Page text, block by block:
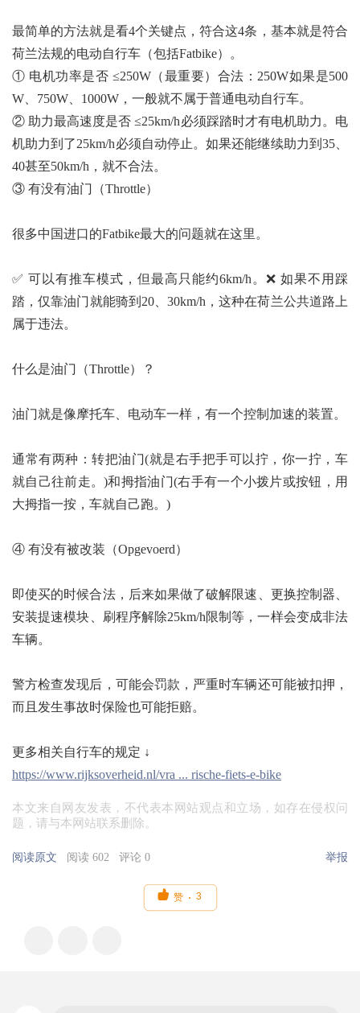
最简单的方法就是看4个关键点，符合这4条，基本就是符合
荷兰法规的电动自行车（包括Fatbike）。
① 电机功率是否 ≤250W（最重要）合法：250W如果是500
W、750W、1000W，一般就不属于普通电动自行车。
② 助力最高速度是否 ≤25km/h必须踩踏时才有电机助力。电
机助力到了25km/h必须自动停止。如果还能继续助力到35、
40甚至50km/h，就不合法。
③ 有没有油门（Throttle）
很多中国进口的Fatbike最大的问题就在这里。
✅ 可以有推车模式，但最高只能约6km/h。❌ 如果不用踩
踏，仅靠油门就能骑到20、30km/h，这种在荷兰公共道路上
属于违法。
什么是油门（Throttle）？
油门就是像摩托车、电动车一样，有一个控制加速的装置。
通常有两种：转把油门(就是右手把手可以拧，你一拧，车
就自己往前走。)和拇指油门(右手有一个小拨片或按钮，用
大拇指一按，车就自己跑。)
④ 有没有被改装（Opgevoerd）
即使买的时候合法，后来如果做了破解限速、更换控制器、
安装提速模块、刷程序解除25km/h限制等，一样会变成非法
车辆。
警方检查发现后，可能会罚款，严重时车辆还可能被扣押，
而且发生事故时保险也可能拒赔。
更多相关自行车的规定 ↓
https://www.rijksoverheid.nl/vra ... rische-fiets-e-bike
本文来自网友发表，不代表本网站观点和立场，如存在侵权问
题，请与本网站联系删除。
阅读原文 阅读 602 评论 0 举报
 赞 3